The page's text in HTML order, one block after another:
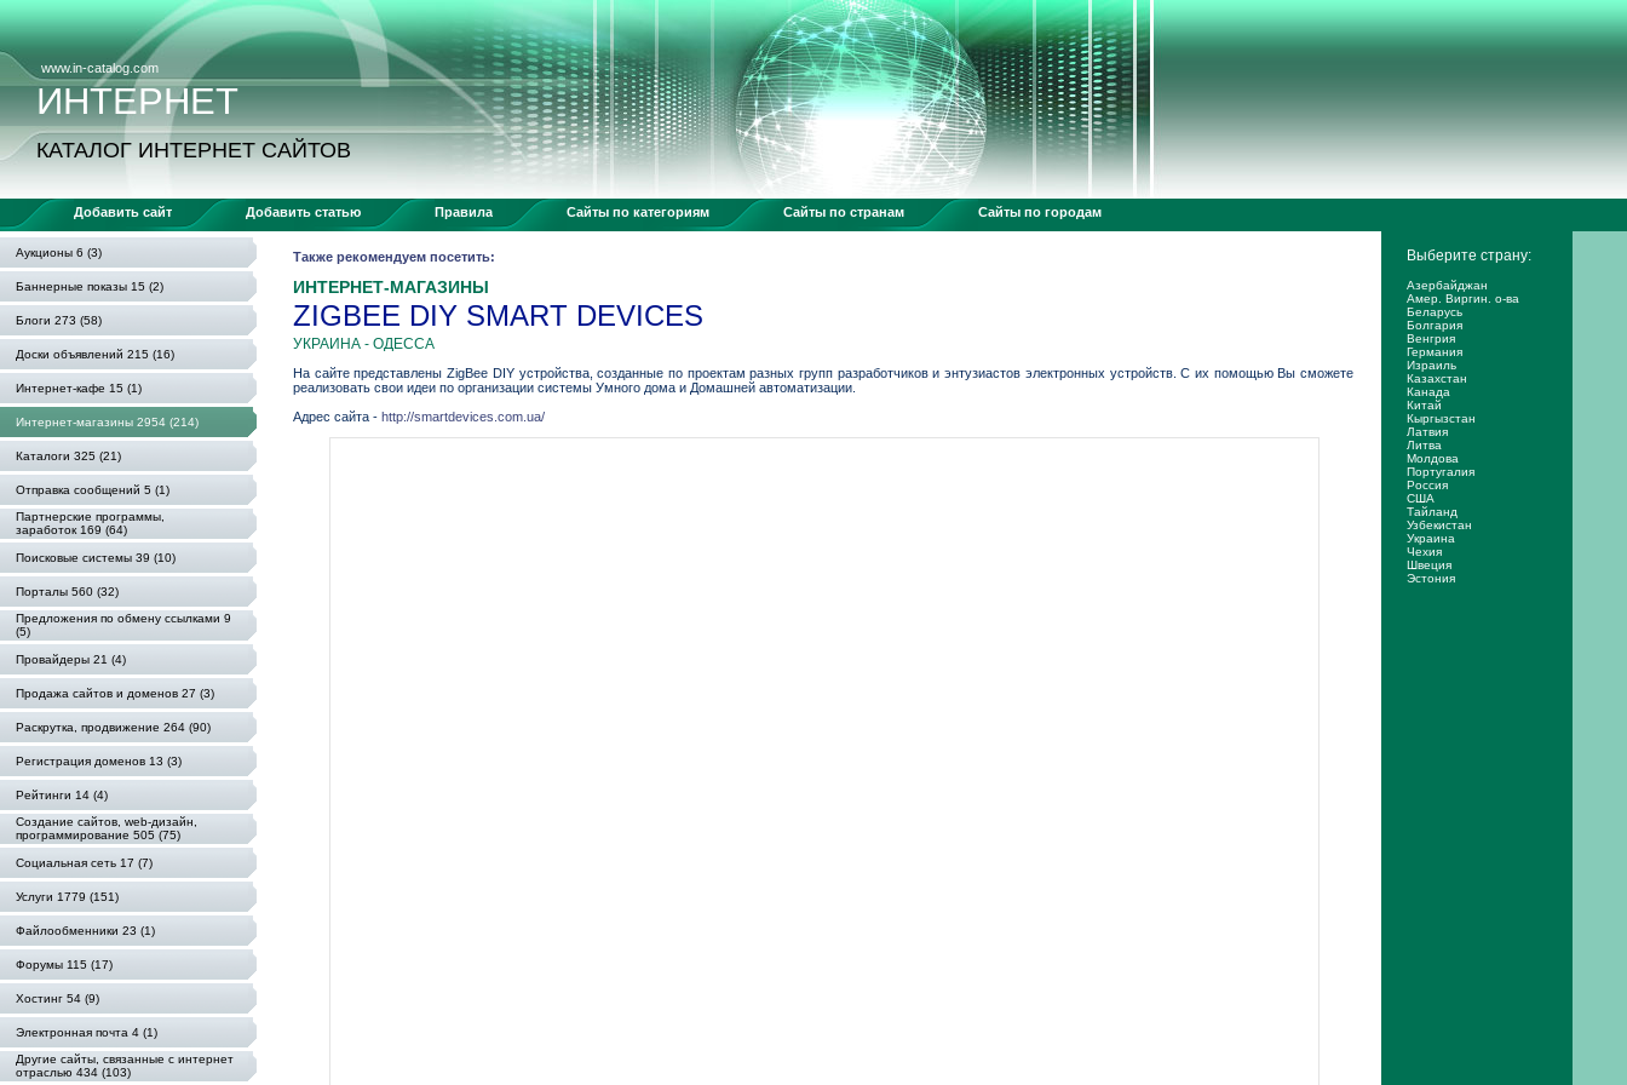
www.in-catalog.com
ИНТЕРНЕТ
КАТАЛОГ ИНТЕРНЕТ САЙТОВ
Добавить сайт Добавить статью Правила Сайты по категориям Сайты по странам Сайты по городам
Аукционы 6 (3)
Баннерные показы 15 (2)
Блоги 273 (58)
Доски объявлений 215 (16)
Интернет-кафе 15 (1)
Интернет-магазины 2954 (214)
Каталоги 325 (21)
Отправка сообщений 5 (1)
Партнерские программы,
заработок 169 (64)
Поисковые системы 39 (10)
Порталы 560 (32)
Предложения по обмену ссылками 9
(5)
Провайдеры 21 (4)
Продажа сайтов и доменов 27 (3)
Раскрутка, продвижение 264 (90)
Регистрация доменов 13 (3)
Рейтинги 14 (4)
Создание сайтов, web-дизайн,
программирование 505 (75)
Социальная сеть 17 (7)
Услуги 1779 (151)
Файлообменники 23 (1)
Форумы 115 (17)
Хостинг 54 (9)
Электронная почта 4 (1)
Другие сайты, связанные с интернет
отраслью 434 (103)
Также рекомендуем посетить:
ИНТЕРНЕТ-МАГАЗИНЫ
ZIGBEE DIY SMART DEVICES
УКРАИНА - ОДЕССА
На сайте представлены ZigBee DIY устройства, созданные по проектам разных групп разработчиков и энтузиастов электронных устройств. С их помощью Вы сможете
реализовать свои идеи по организации системы Умного дома и Домашней автоматизации.
Адрес сайта - http://smartdevices.com.ua/
Выберите страну:
Азербайджан
Амер. Виргин. о-ва
Беларусь
Болгария
Венгрия
Германия
Израиль
Казахстан
Канада
Китай
Кыргызстан
Латвия
Литва
Молдова
Португалия
Россия
США
Тайланд
Узбекистан
Украина
Чехия
Швеция
Эстония